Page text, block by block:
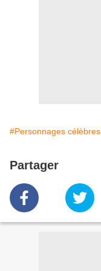
#Personnages célèbres
Partager